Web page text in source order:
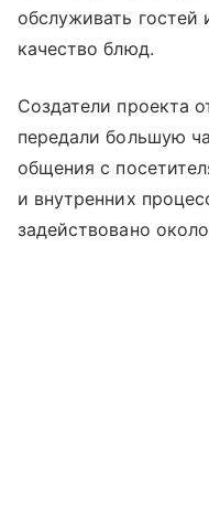
обслуживать гостей
качество блюд.
Создатели проекта
передали большую
общения с
и внутренних
задействовано